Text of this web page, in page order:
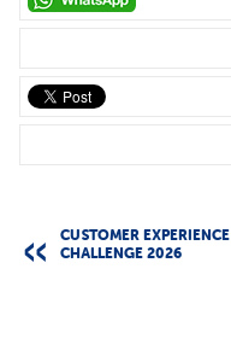
CUSTOMER EXPERIENCE
CHALLENGE 2026